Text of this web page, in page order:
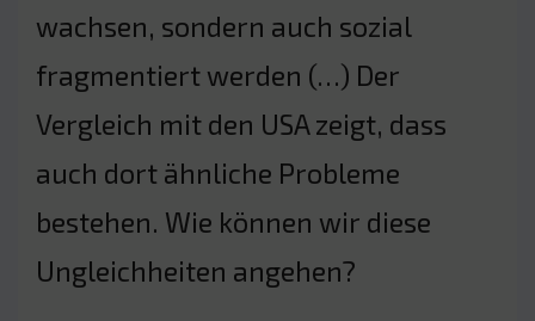
wachsen, sondern auch sozial
fragmentiert werden (…) Der
Vergleich mit den USA zeigt, dass
auch dort ähnliche Probleme
bestehen. Wie können wir diese
Ungleichheiten angehen?